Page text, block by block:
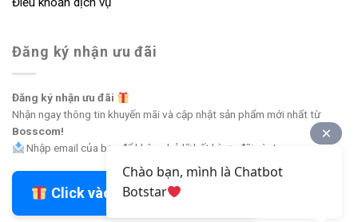
Đăng ký nhận ưu đãi
Đăng ký nhận ưu đãi
Nhận ngay thông tin khuyến mãi và cập nhật sản phẩm mới nhất từ
Bosscom!
Nhập email của bạn để không bỏ lỡ bất kỳ ưu đãi nào!
Click vào đây để nhận ưu đãi
Chào bạn, mình là Chatbot
Botstar